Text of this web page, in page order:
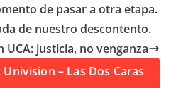
de pasar a otra etapa.
de nuestro descontento.
UCA: justicia, no venganza
Univision – Las Dos Caras